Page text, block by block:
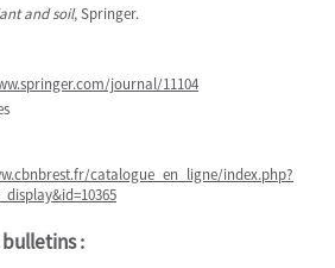
and soil, Springer.
journal/11104
catalogue_en_ligne/index.php?
: